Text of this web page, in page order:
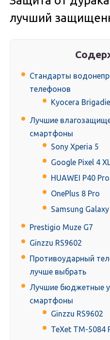
лучший
Стандарты
телефонов
Kyocera
Лучшие
смартфоны
Sony Xperia 5
Google Pixel 4
HUAWEI P40 Pro
OnePlus 8 Pro
Samsung
Prestigio Muze G7
Ginzzu RS9602
Противоударный
лучше выбрать
Лучшие бюджетные
смартфоны
Ginzzu RS9602
TeXet TM-5084